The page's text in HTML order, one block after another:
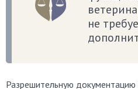
не
Разрешительную